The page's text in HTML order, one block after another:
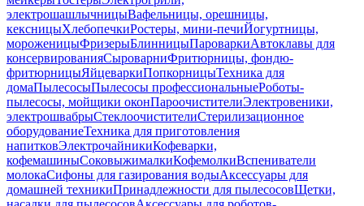
электрошашлычницыВафельницы, орешницы,
кексницыХлебопечкиРостеры, мини-печиЙогуртницы,
мороженицыФризерыБлинницыПароваркиАвтоклавы для
консервированияСыроварниФритюрницы, фондю-
фритюрницыЯйцеваркиПопкорницыТехника для
домаПылесосыПылесосы профессиональныеРоботы-
пылесосы, мойщики оконПароочистителиЭлектровеники,
электрошвабрыСтеклоочистителиСтерилизационное
оборудованиеТехника для приготовления
напитковЭлектрочайникиКофеварки,
кофемашиныСоковыжималкиКофемолкиВспениватели
молокаСифоны для газирования водыАксессуары для
домашней техникиПринадлежности для пылесосовЩетки,